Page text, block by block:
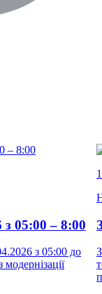
з 05:00 – 8:00
з 05:00 до